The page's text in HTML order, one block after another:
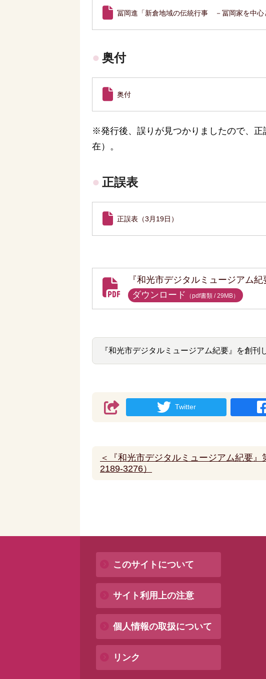
冨岡進「新倉地域の伝統行事 －冨岡家を中
奥付
奥付
※発行後、誤りが見つかりましたので、
在）。
正誤表
正誤表（3月19日）
『和光市デジタルミュージアム
ダウンロード
（pdf書類 /29 MB）
『和光市デジタルミュージアム紀要』を創刊
Twitter
＜『和光市デジタルミュージアム紀要』
2189-3276）
このサイトについて
サイト利用上の注意
個人情報の取扱について
リンク